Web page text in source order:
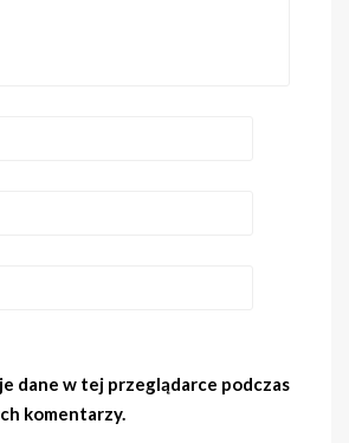
dane w tej przeglądarce podczas
komentarzy.